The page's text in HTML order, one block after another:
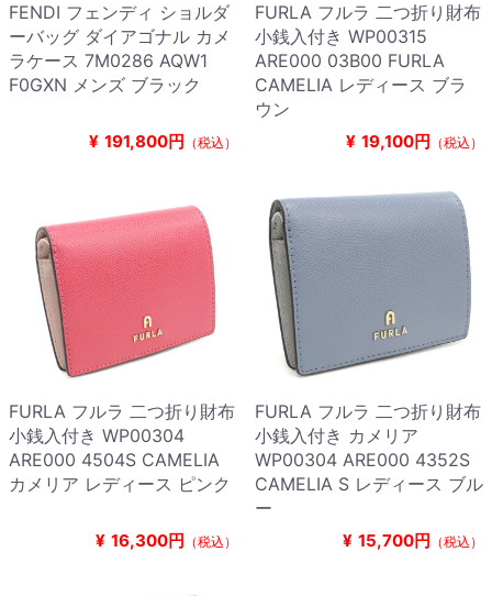
FENDI フェンディ ショルダ
ーバッグ ダイアゴナル カメ
ラケース 7M0286 AQW1
F0GXN メンズ ブラック
¥ 191,800円 （税込）
FURLA フルラ 二つ折り財布
小銭入付き WP00315
ARE000 03B00 FURLA
CAMELIA レディース ブラ
ウン
¥ 19,100円 （税込）
FURLA フルラ 二つ折り財布
小銭入付き WP00304
ARE000 4504S CAMELIA
カメリア レディース ピンク
¥ 16,300円 （税込）
FURLA フルラ 二つ折り財布
小銭入付き カメリア
WP00304 ARE000 4352S
CAMELIA S レディース ブル
ー
¥ 15,700円 （税込）